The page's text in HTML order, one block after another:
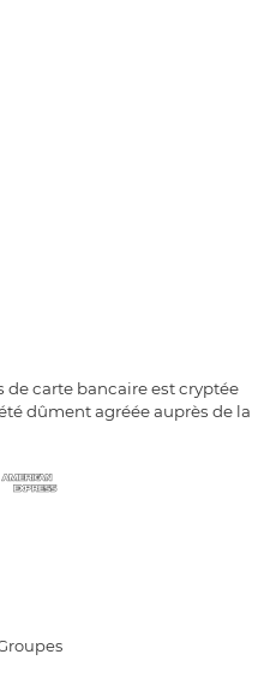
de carte bancaire est cryptée
dûment agréée auprès de la